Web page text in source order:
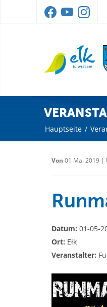
Hauptseite /
Von 01 Mai 2019 |
Datum: 01-05-
Ort: Ełk
Veranstalter: